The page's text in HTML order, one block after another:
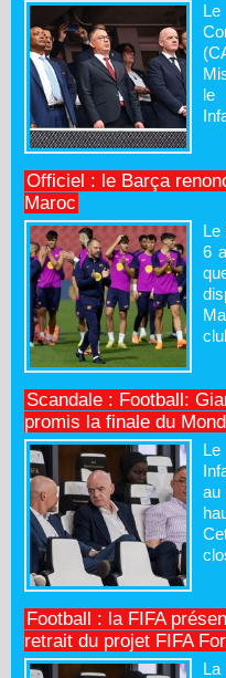
le
Officiel : le Barça
Maroc
Le
6
Scandale : Football:
promis la finale du
au
Football : la FIFA
retrait du projet FIFA
La